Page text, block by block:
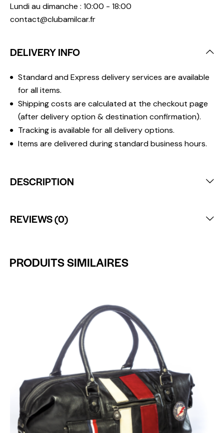
Lundi au dimanche : 10:00 - 18:00
contact@clubamilcar.fr
DELIVERY INFO
Standard and Express delivery services are available
for all items.
Shipping costs are calculated at the checkout page
(after delivery option & destination confirmation).
Tracking is available for all delivery options.
Items are delivered during standard business hours.
DESCRIPTION
REVIEWS (0)
PRODUITS SIMILAIRES